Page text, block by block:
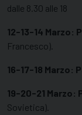
dalle 8.30 alle 18
12-13-14 Marzo:
Francesco).
16-17-18 Marzo:
19-20-21 Marzo:
Sovietica).